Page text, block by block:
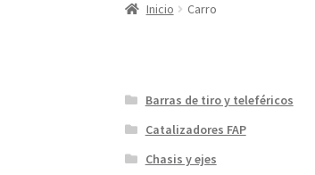
Inicio Carro
Barras de tiro y teleféricos
Catalizadores FAP
Chasis y ejes